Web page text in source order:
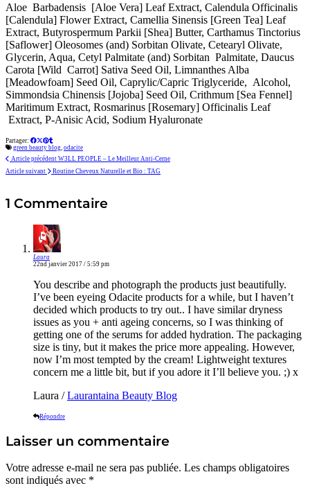
Aloe Barbadensis [Aloe Vera] Leaf Extract, Calendula Officinalis
[Calendula] Flower Extract, Camellia Sinensis [Green Tea] Leaf
Extract, Butyrospermum Parkii [Shea] Butter, Carthamus Tinctorius
[Saflower] Oleosomes (and) Sorbitan Olivate, Cetearyl Olivate,
Glycerin, Aqua, Cetyl Palmitate (and) Sorbitan Palmitate, Daucus
Carota [Wild Carrot] Sativa Seed Oil, Limnanthes Alba
[Meadowfoam] Seed Oil, Caprylic/Capric Triglyceride, Alcohol,
Simmondsia Chinensis [Jojoba] Seed Oil, Crithmum [Sea Fennel]
Maritimum Extract, Rosmarinus [Rosemary] Officinalis Leaf
Extract, P-Anisic Acid, Sodium Hyaluronate
Partager:
green beauty blog odacite
Article précédent W3LL PEOPLE – Le Meilleur Anti-Cerne
Article suivant
Routine Cheveux Naturelle et Bio : TAG
1 Commentaire
Laura
22nd janvier 2017 / 5:59 pm
You describe and photograph the products just beautifully.
I’ve been eyeing Odacite products for a while, but I haven’t
decided which products to try out.. I have similar dryness
issues as you + anti ageing concerns, so I was thinking of
getting one of the serums for added hydration. The packaging
size is tiny, but it makes the price more appealing. However,
now I’m most tempted by the cream! Lightweight textures
concern me a little bit, but if you adore it I’ll believe you. ;) x
Laura /Laurantaina Beauty Blog
Répondre
Laisser un commentaire
Votre adresse e-mail ne sera pas publiée. Les champs obligatoires
sont indiqués avec *